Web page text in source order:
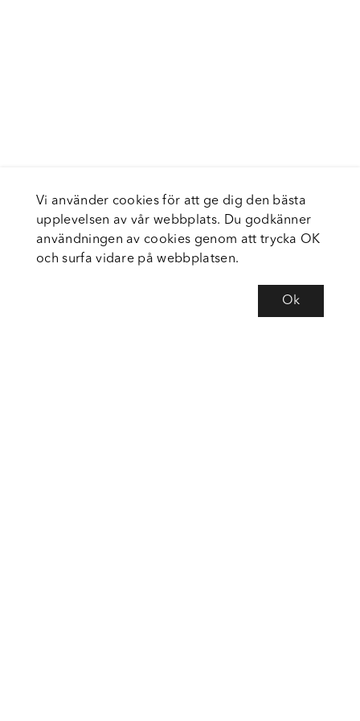
Vi använder cookies för att ge dig den bästa
upplevelsen av vår webbplats. Du godkänner
användningen av cookies genom att trycka OK
och surfa vidare på webbplatsen.
Ok